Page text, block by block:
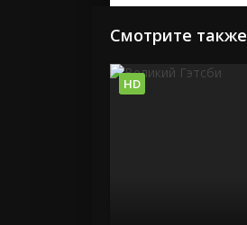
Смотрите также
HD